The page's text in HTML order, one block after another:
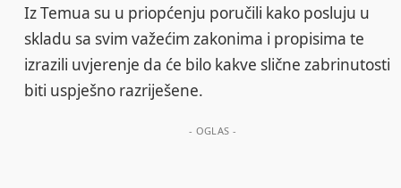
Iz Temua su u priopćenju poručili kako posluju u
skladu sa svim važećim zakonima i propisima te
izrazili uvjerenje da će bilo kakve slične zabrinutosti
biti uspješno razriješene.
- OGLAS -